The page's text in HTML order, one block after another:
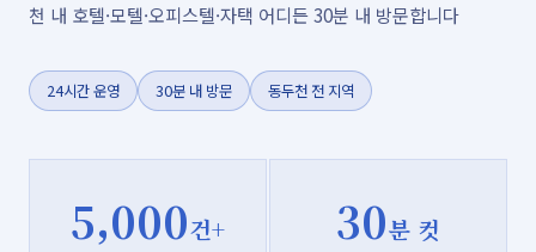
천 내 호텔·모텔·오피스텔·자택 어디든 30분 내 방문합니다
24시간 운영 30분 내 방문 동두천 전 지역
5,000건+ 30분 컷